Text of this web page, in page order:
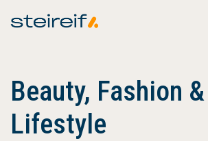
Beauty, Fashion &
Lifestyle